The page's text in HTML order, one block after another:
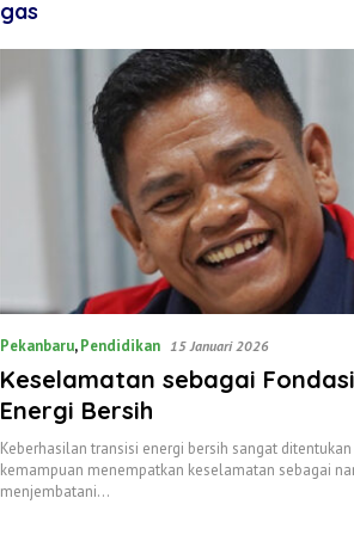
gas
Pekanbaru,Pendidikan 15 Januari 2026
Keselamatan sebagai
Energi Bersih
Keberhasilan transisi energi bersih sangat
kemampuan menempatkan keselamatan sebagai
menjembatani…